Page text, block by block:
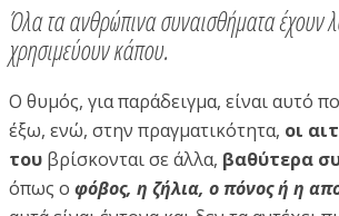
Όλα τα ανθρώπινα συναισθήματα έχουν
χρησιμεύουν κάπου.
Ο θυμός, για παράδειγμα, είναι αυτό
έξω, ενώ, στην πραγματικότητα, οι
του βρίσκονται σε άλλα, βαθύτερα
όπως ο φόβος, η ζήλια, ο πόνος ή η